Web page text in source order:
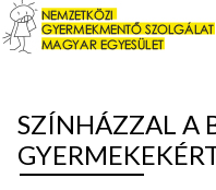
SZÍNHÁZZAL A